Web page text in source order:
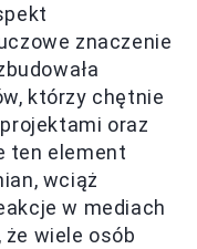
znaczenie
którzy chętnie
oraz
ten element
wciąż
w mediach
że wiele osób